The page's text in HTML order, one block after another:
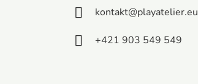
kontakt@playatelier.eu
+421 903 549 549